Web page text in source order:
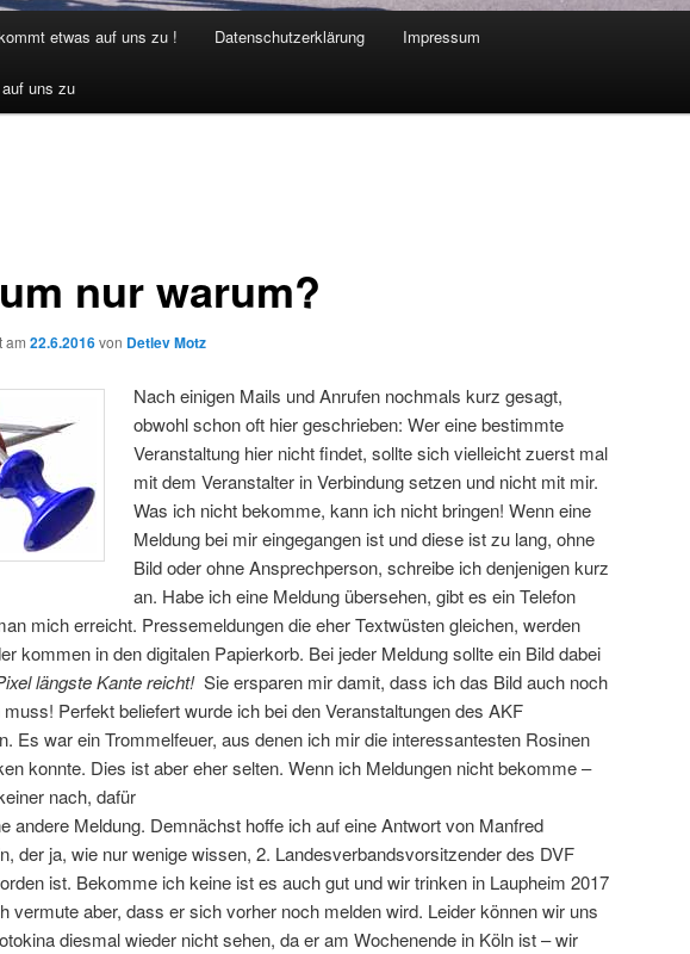
etwas auf uns zu ! Datenschutzerklärung Impressum
uns zu
nur warum?
am 22.6.2016von Detlev Motz
Nach einigen Mails und Anrufen nochmals kurz gesagt,
obwohl schon oft hier geschrieben: Wer eine bestimmte
Veranstaltung hier nicht findet, sollte sich vielleicht zuerst mal
mit dem Veranstalter in Verbindung setzen und nicht mit mir.
Was ich nicht bekomme, kann ich nicht bringen! Wenn eine
Meldung bei mir eingegangen ist und diese ist zu lang, ohne
Bild oder ohne Ansprechperson, schreibe ich denjenigen kurz
an. Habe ich eine Meldung übersehen, gibt es ein Telefon
mich erreicht. Pressemeldungen die eher Textwüsten gleichen, werden
kommen in den digitalen Papierkorb. Bei jeder Meldung sollte ein Bild dabei
längste Kante reicht!Sie ersparen mir damit, dass ich das Bild auch noch
Perfekt beliefert wurde ich bei den Veranstaltungen des AKF
Es war ein Trommelfeuer, aus denen ich mir die interessantesten Rosinen
konnte. Dies ist aber eher selten. Wenn ich Meldungen nicht bekomme –
nach, dafür
andere Meldung. Demnächst hoffe ich auf eine Antwort von Manfred
der ja, wie nur wenige wissen, 2. Landesverbandsvorsitzender des DVF
ist. Bekomme ich keine ist es auch gut und wir trinken in Laupheim 2017
vermute aber, dass er sich vorher noch melden wird. Leider können wir uns
diesmal wieder nicht sehen, da er am Wochenende in Köln ist – wir